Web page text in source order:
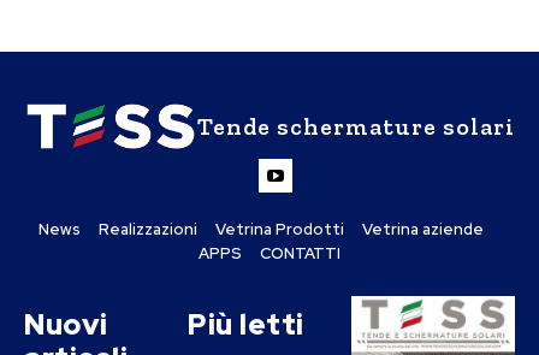
Tende schermature solari
News Realizzazioni Vetrina Prodotti
Vetrina aziende
APPS
CONTATTI
Nuovi
Più letti